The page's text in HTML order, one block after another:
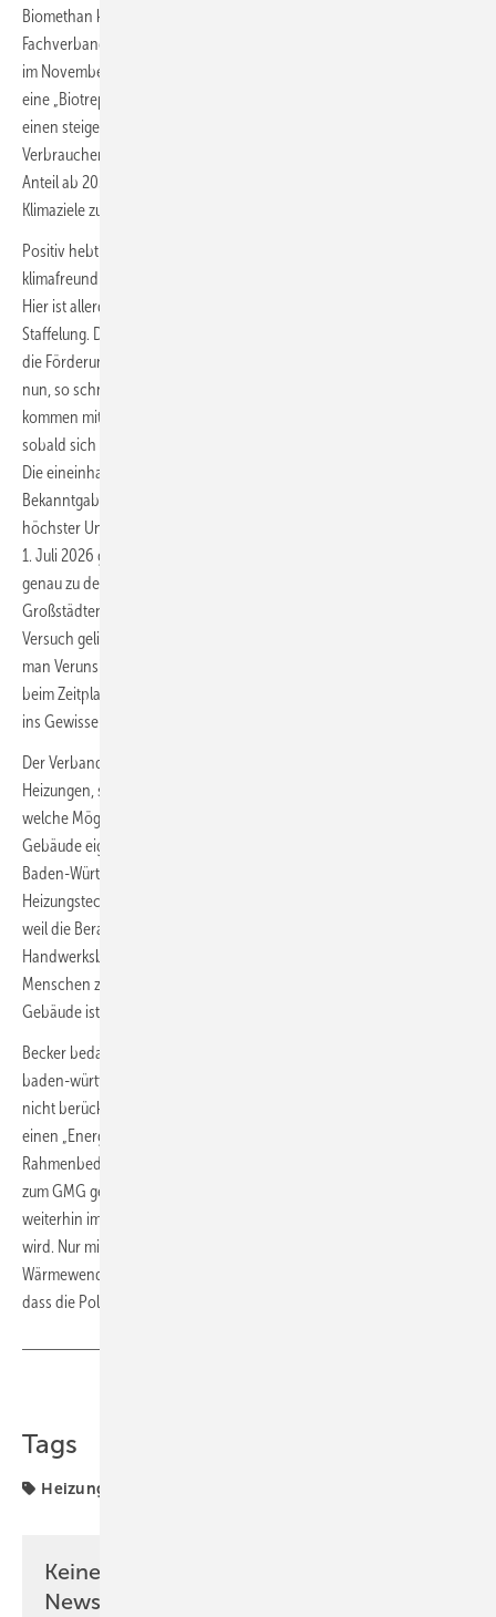
Biomethan keine günstige Alternative sein wird, darauf weist der
Fachverband bereits seit Längerem hin, zuletzt in einem Fachbeitrag
im November 2025. Denn auch das aktuelle GEG enthält ja bereits
eine „Biotreppe“, wie es die Regierung nun nennt, also Vorgaben für
einen steigenden Anteil klimaneutraler Energieträger. Zudem müssten
Verbraucher damit rechnen, dass die nächste Bundesregierung den
Anteil ab 2030 schnell deutlich erhöht, um die weiterhin geltenden
Klimaziele zu erreichen.
Positiv hebt Becker hervor, dass die Bundesregierung den Einbau
klimafreundlicher Heizungen bis mindestens 2029 fördern möchte.
Hier ist allerdings mit Veränderungen zu rechnen hin zu mehr sozialer
Staffelung. Daher rät der Verband den Kunden, lieber noch zeitnah
die Förderung auf der jetzigen Basis zu beantragen. Insgesamt gelte es
nun, so schnell wie möglich Klarheit zu schaffen. „Wir als Handwerk
kommen mit vielen gesetzlichen Rahmenbedingungen zurecht,
sobald sich unsere Betriebe auf das neue System eingestellt haben.
Die eineinhalbjährige Phase latenter Verunsicherung wurde mit
Bekanntgabe der Eckpunkte des GMG abgelöst durch eine Phase
höchster Unsicherheit, solange nicht bekannt ist, was genau ab
1. Juli 2026 gelten soll“, so Becker. Das Gesetz in nur drei Monaten
genau zu dem Termin zu ändern, an dem die 65-%-Regel in
Großstädten in Kraft treten soll, sei nicht ohne Risiko. „Ob dieser
Versuch gelingt, ist ungewiss. Gewiss hingegen ist: Damit verlängert
man Verunsicherung und Abwartehaltung. Erneute Verzögerungen
beim Zeitplan können wir uns nicht leisten“, schreibt er der Regierung
ins Gewissen.
Der Verband empfiehlt allen Hausbesitzern mit sanierungsbedürftigen
Heizungen, sich beim örtlichen Heizungsfachbetrieb zu informieren,
welche Möglichkeiten der Modernisierung sich für das jeweilige
Gebäude eignen. Die Innungsfachbetriebe Sanitär-Heizung-Klima in
Baden-­Württemberg beraten zu den verschiedenen
Heizungstechnologien und aktuellen Fördermöglichkeiten. „Gerade
weil die Beratungspflicht abgeschafft werden soll, kommt auf unsere
Handwerksbetriebe eine noch größere Verantwortung zu, den
Menschen zu erklären, was langfristig die beste Heizung für ihr
Gebäude ist“, so Becker. „Dazu müssen sie wissen, was gilt.“
Becker bedauert, dass die schwarz-rote Koalition die Anregung des
baden-württembergischen SHK-Handwerks und anderer Akteure
nicht berücksichtigte, einen Kompromiss aller Parteien der Mitte für
einen „Energiefrieden“ zu suchen. Nur dieser hätte langfristig klare
Rahmenbedingungen gebracht. Die Reaktionen auf die Eckpunkte
zum GMG geben vielmehr Anlass zur Sorge, dass die Heizungsfrage
weiterhin im Zentrum der politischen Auseinandersetzungen stehen
wird. Nur mit langfristig verlässlichen Regeln aber werde die
Wärmewende in Deutschland gelingen. „Es muss Schluss damit sein,
dass die Politik die Verbraucher verunsichert“, so Becker.
Tags
Heizung
Keine Zeit? Kein Problem mit dem SBZ
Newsletter!